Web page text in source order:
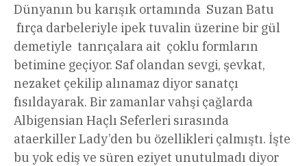
Dünyanın bu karışık ortamında Suzan Batu
fırça darbeleriyle ipek tuvalin üzerine bir gül
demetiyle tanrıçalara ait çoklu formların
betimine geçiyor. Saf olandan sevgi, şevkat,
nezaket çekilip alınamaz diyor sanatçı
fısıldayarak. Bir zamanlar vahşi çağlarda
Albigensian Haçlı Seferleri sırasında
ataerkiller Lady’den bu özellikleri çalmıştı. İşte
bu yok ediş ve süren eziyet unutulmadı diyor